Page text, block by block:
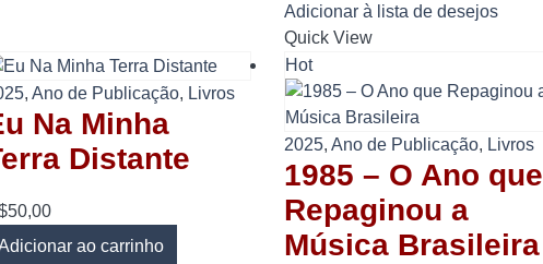
Adicionar à lista de desejos
Quick View
, Ano de Publicação, Livros
Na Minha
Distante
50,00
ao carrinho
Hot
2025,Ano de Publicação, Livros
1985 – O Ano que
Repaginou a
Música Brasileira